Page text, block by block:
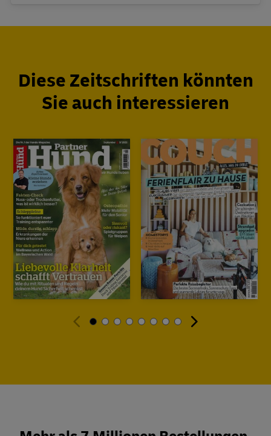
Diese Zeitschriften könnten
Sie auch interessieren